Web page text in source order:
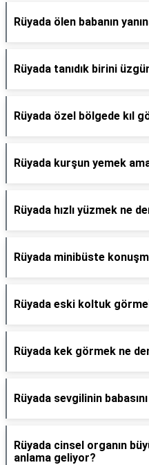
Rüyada ölen babanın
Rüyada tanıdık birini
Rüyada özel bölgede kıl
Rüyada kurşun yemek
Rüyada hızlı yüzmek ne
Rüyada minibüste
Rüyada eski koltuk
Rüyada kek görmek ne
Rüyada sevgilinin
Rüyada cinsel organın
anlama geliyor?